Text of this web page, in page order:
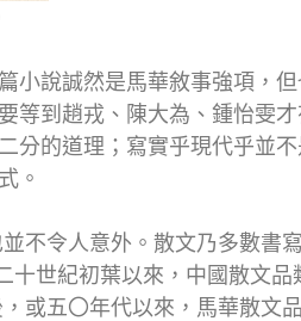
小說誠然是馬華敘事強項，
等到趙戎、陳大為、鍾怡雯
分的道理；寫實乎現代乎並不
。
不令人意外。散文乃多數書
十世紀初葉以來，中國散文品
或五〇年代以來，馬華散文